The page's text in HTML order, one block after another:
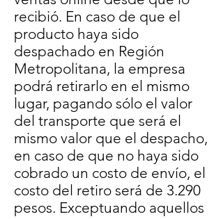
recibió. En caso de que el
producto haya sido
despachado en Región
Metropolitana, la empresa
podrá retirarlo en el mismo
lugar, pagando sólo el valor
del transporte que será el
mismo valor que el despacho,
en caso de que no haya sido
cobrado un costo de envío, el
costo del retiro será de 3.290
pesos. Exceptuando aquellos